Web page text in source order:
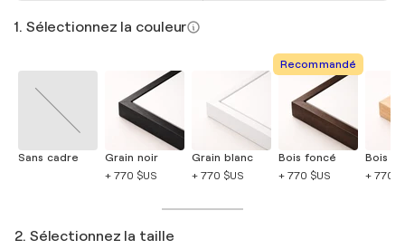
1. Sélectionnez la couleur
Sans cadre
Grain noir
+ 770 $US
Grain blanc
+ 770 $US
Recommandé
Bois foncé
+ 770 $US
Bois
+ 770
2. Sélectionnez la taille